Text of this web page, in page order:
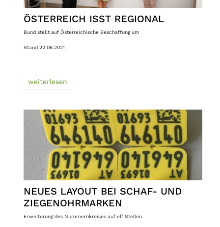
ÖSTERREICH ISST REGIONAL
Bund stellt auf Österreichische Beschaffung um
Stand 22.06.2021
weiterlesen
NEUES LAYOUT BEI SCHAF- UND
ZIEGENOHRMARKEN
Erweiterung des Nummernkreises auf elf Stellen.